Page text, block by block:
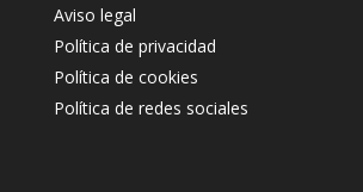
Aviso legal
Política de privacidad
Política de cookies
Política de redes sociales